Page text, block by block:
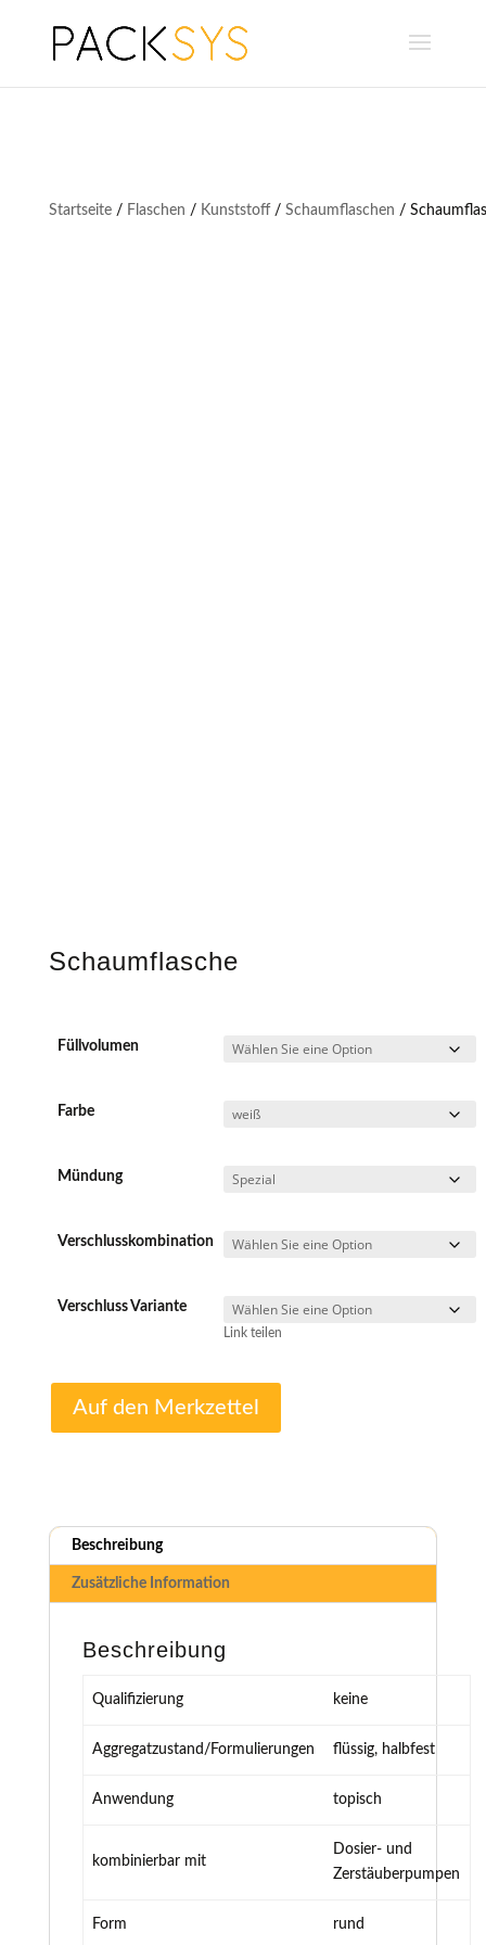
Startseite/ Flaschen / Kunststoff/ Schaumflaschen /
Schaumflasche
Füllvolumen
Farbe
Mündung
Verschlusskombination
Verschluss Variante
Link teilen
Auf den Merkzettel
Beschreibung
Zusätzliche Information
Beschreibung
Qualifizierung keine
Aggregatzustand/Formulierungen flüssig, halbfest
Anwendung topisch
kombinierbar mit
Dosier- und
Zerstäuberpumpen
Form rund